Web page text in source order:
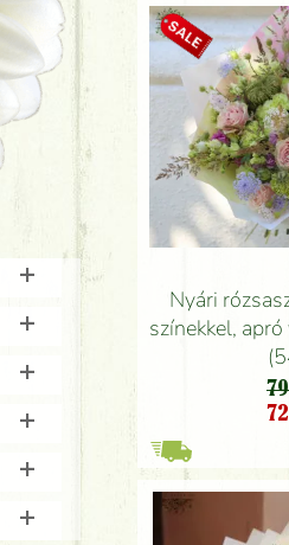
Nyári
színekkel,
+
+
+
+
+
+